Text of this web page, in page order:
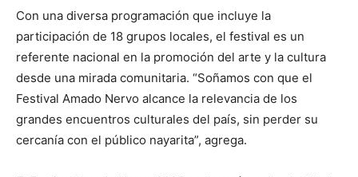
Con una diversa programación que incluye la
participación de 18 grupos locales, el festival es un
referente nacional en la promoción del arte y la cultura
desde una mirada comunitaria. “Soñamos con que el
Festival Amado Nervo alcance la relevancia de los
grandes encuentros culturales del país, sin perder su
cercanía con el público nayarita”, agrega.